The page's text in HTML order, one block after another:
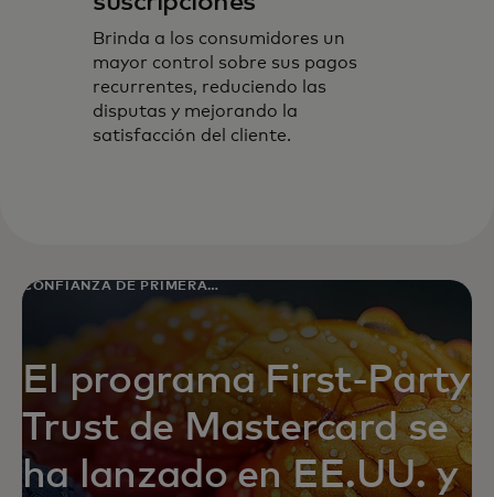
Brinda a los consumidores un
mayor control sobre sus pagos
recurrentes, reduciendo las
disputas y mejorando la
satisfacción del cliente.
CONFIANZA DE PRIMERA
PARTE
El programa First-Party
Trust de Mastercard se
ha lanzado en EE.UU. y